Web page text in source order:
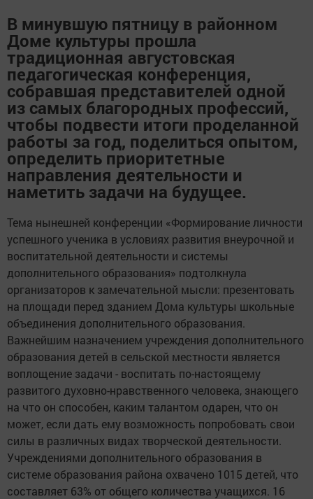
В минувшую пятницу в районном
Доме культуры прошла
традиционная августовская
педагогическая конференция,
собравшая представителей одной
из самых благородных профессий,
чтобы подвести итоги проделанной
работы за год, поделиться опытом,
определить приоритетные
направления деятельности и
наметить задачи на будущее.
Тема нынешней конференции «Формирование личности
успешного ученика в условиях развития внеурочной и
воспитательной деятельности и системы
дополнительного образования» подтолкнула
организаторов к замечательной мысли: презентовать
на площади перед зданием Дома культуры школьные
объединения дополнительного образования.
Важнейшим назначением учреждения дополнительного
образования детей в сельской местности является
воплощение задачи - воспитать по-настоящему
развитого духовно-нравственного человека, знающего
на что он способен, каким талантом одарен, что он
может, если дать ему возможность попробовать свои
силы в различных видах творческой деятельности.
Учреждениями дополнительного образования в
системе образования района охвачено 1015 детей, что
составляет 63% от общего количества учащихся. 16